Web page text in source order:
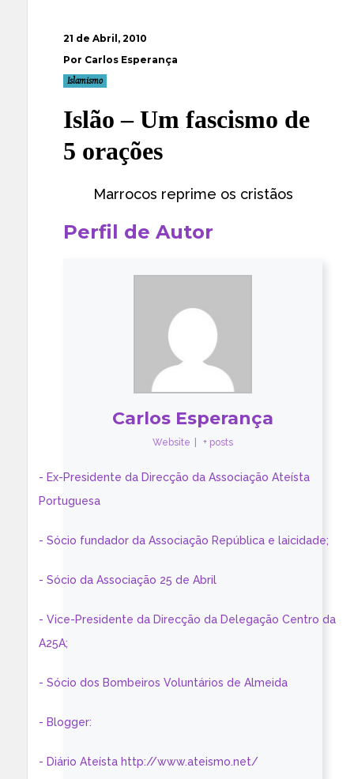
21 de Abril, 2010
Por Carlos Esperança
Islamismo
Islão – Um fascismo de
5 orações
Marrocos reprime os cristãos
Perfil de Autor
Carlos Esperança
Website + posts
- Ex-Presidente da Direcção da Associação Ateísta
Portuguesa
- Sócio fundador da Associação República e laicidade;
- Sócio da Associação 25 de Abril
- Vice-Presidente da Direcção da Delegação Centro da
A25A;
- Sócio dos Bombeiros Voluntários de Almeida
- Blogger:
- Diário Ateísta http://www.ateismo.net/